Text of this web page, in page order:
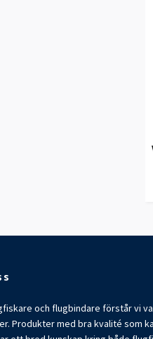
och flugbindare förstår vi
Produkter med bra kvalité som